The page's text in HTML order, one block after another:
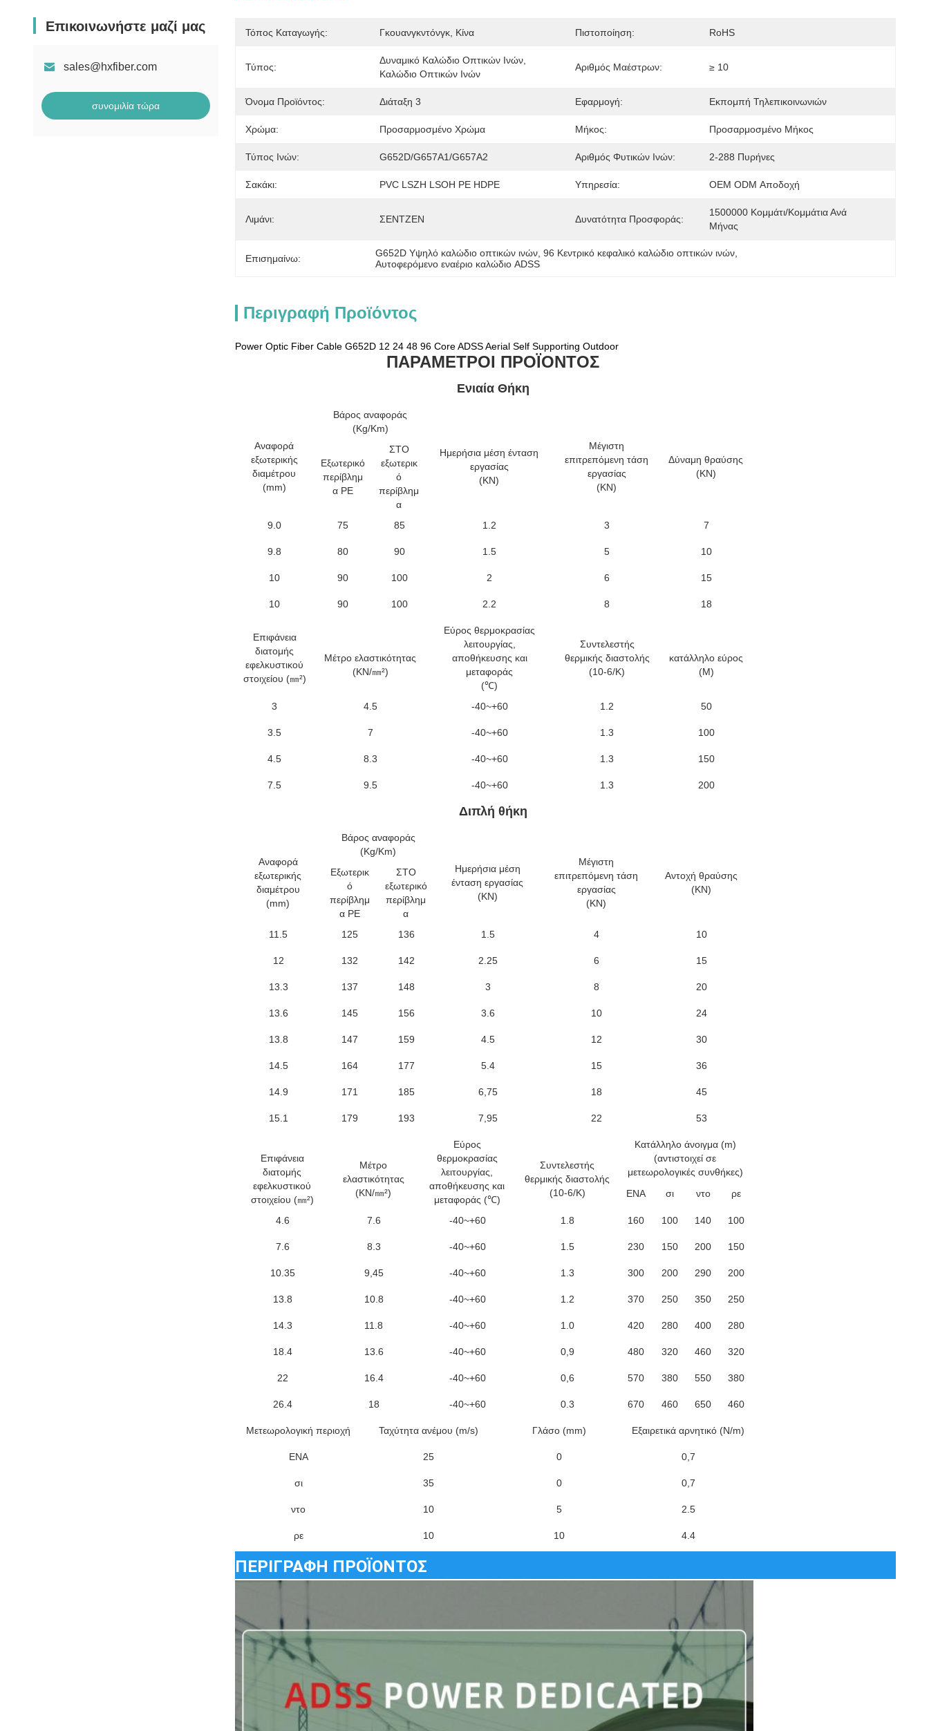
Επικοινωνήστε μαζί μας
sales@hxfiber.com
συνομιλία τώρα
Τόπος Καταγωγής: Γκουανγκντόνγκ, Κίνα Πιστοποίηση: RoHS
Τύπος:
Δυναμικό Καλώδιο Οπτικών Ινών,
Καλώδιο Οπτικών Ινών
Αριθμός Μαέστρων: ≥ 10
Όνομα Προϊόντος: Διάταξη 3 Εφαρμογή: Εκπομπή Τηλεπικοινωνιών
Χρώμα: Προσαρμοσμένο Χρώμα Μήκος: Προσαρμοσμένο Μήκος
Τύπος Ινών: G652D/G657A1/G657A2 Αριθμός Φυτικών Ινών: 2-288 Πυρήνες
Σακάκι: PVC LSZH LSOH PE HDPE Υπηρεσία: OEM ODM Αποδοχή
Λιμάνι: ΣΕΝΤΖΕΝ Δυνατότητα Προσφοράς:
1500000 Κομμάτι/κομμάτια Ανά
Μήνας
Επισημαίνω: G652D Υψηλό καλώδιο οπτικών ινών , 96 Κεντρικό κεφαλικό καλώδιο οπτικών ινών
Αυτοφερόμενο εναέριο καλώδιο ADSS
Περιγραφή Προϊόντος
Power Optic Fiber Cable G652D 12 24 48 96 Core ADSS Aerial Self Supporting Outdoor
ΠΑΡΑΜΕΤΡΟΙ ΠΡΟΪΟΝΤΟΣ
Ενιαία Θήκη
Αναφορά
εξωτερικής
διαμέτρου
(mm)
Βάρος αναφοράς
(Kg/Km)
Ημερήσια μέση ένταση
εργασίας
(KN)
Μέγιστη
επιτρεπόμενη τάση
εργασίας
(KN)
Δύναμη θραύσης
(KN)
Εξωτερικό
περίβλημ
α PE
ΣΤΟ
εξωτερικ
ό
περίβλημ
α
9.0
75 85 1.2 3 7
9.8 80 90 1.5 5 10
10 90 100 2 6 15
10 90 100 2.2 8 18
Επιφάνεια
διατομής
εφελκυστικού
στοιχείου (㎜²)
Μέτρο ελαστικότητας
(KN/㎜²)
Εύρος θερμοκρασίας
λειτουργίας,
αποθήκευσης και
μεταφοράς
(℃)
Συντελεστής
θερμικής διαστολής
(10-6/K)
κατάλληλο εύρος
(Μ)
3 4.5 -40~+60 1.2 50
3.5 7 -40~+60 1.3 100
4.5 8.3 -40~+60 1.3 150
7.5 9.5 -40~+60 1.3 200
Διπλή θήκη
Αναφορά
εξωτερικής
διαμέτρου
(mm)
Βάρος αναφοράς
(Kg/Km)
Ημερήσια μέση
ένταση εργασίας
(KN)
Μέγιστη
επιτρεπόμενη τάση
εργασίας
(KN)
Αντοχή θραύσης
(KN)
Εξωτερικ
ό
περίβλημ
α PE
ΣΤΟ
εξωτερικό
περίβλημ
α
11.5
125 136 1.5 4 10
12 132 142 2.25 6 15
13.3 137 148 3 8 20
13.6 145 156 3.6 10 24
13.8 147 159 4.5 12 30
14.5 164 177 5.4 15 36
14.9 171 185 6,75 18 45
15.1 179 193 7,95 22 53
Επιφάνεια
διατομής
εφελκυστικού
στοιχείου (㎜²)
Μέτρο
ελαστικότητας
(KN/㎜²)
Εύρος
θερμοκρασίας
λειτουργίας,
αποθήκευσης και
μεταφοράς (℃)
Συντελεστής
θερμικής διαστολής
(10-6/K)
Κατάλληλο άνοιγμα (m)
(αντιστοιχεί σε
μετεωρολογικές συνθήκες)
ΕΝΑ
σι ντο ρε
4.6 7.6 -40~+60 1.8 160 100 140 100
7.6 8.3 -40~+60 1.5 230 150 200 150
10.35 9,45 -40~+60 1.3 300 200 290 200
13.8 10.8 -40~+60 1.2 370 250 350 250
14.3 11.8 -40~+60 1.0 420 280 400 280
18.4 13.6 -40~+60 0,9 480 320 460 320
22 16.4 -40~+60 0,6 570 380 550 380
26.4 18 -40~+60 0.3 670 460 650 460
Μετεωρολογική περιοχή Ταχύτητα ανέμου (m/s) Γλάσο (mm) Εξαιρετικά αρνητικό (N/m)
ΕΝΑ 25 0 0,7
σι 35 0 0,7
ντο 10 5 2.5
ρε 10 10 4.4
ΠΕΡΙΓΡΑΦΗ ΠΡΟΪΟΝΤΟΣ